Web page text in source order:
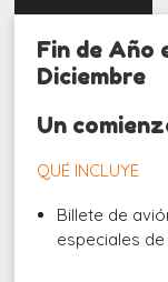
Fin de Año
Diciembre
Un
QUÉ INCLUYE
Billete de
especiales